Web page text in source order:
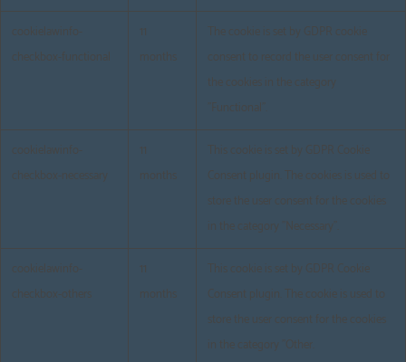
cookielawinfo-
checkbox-functional
11
months
The cookie is set by GDPR cookie
consent to record the user consent for
the cookies in the category
"Functional".
cookielawinfo-
checkbox-necessary
11
months
This cookie is set by GDPR Cookie
Consent plugin. The cookies is used to
store the user consent for the cookies
in the category "Necessary".
cookielawinfo-
checkbox-others
11
months
This cookie is set by GDPR Cookie
Consent plugin. The cookie is used to
store the user consent for the cookies
in the category "Other.